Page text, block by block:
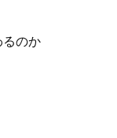
るのか